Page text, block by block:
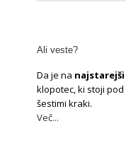
Ali veste?
Da je na najstarejši
klopotec, ki stoji pod
šestimi kraki.
Več...